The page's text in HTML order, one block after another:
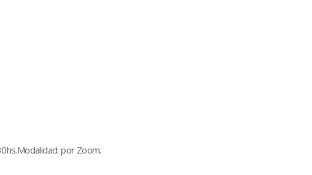
por Zoom.